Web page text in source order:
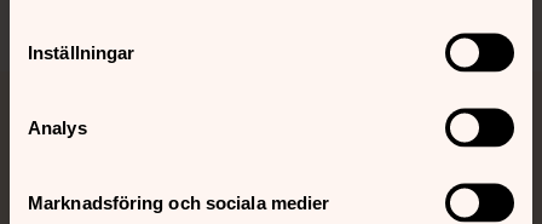
Inställningar
Analys
Marknadsföring och sociala medier
Jourhavande präst
Akut samtals- och krisstöd. Prata eller chatta anonymt
med en präst på kvällar och nätter.